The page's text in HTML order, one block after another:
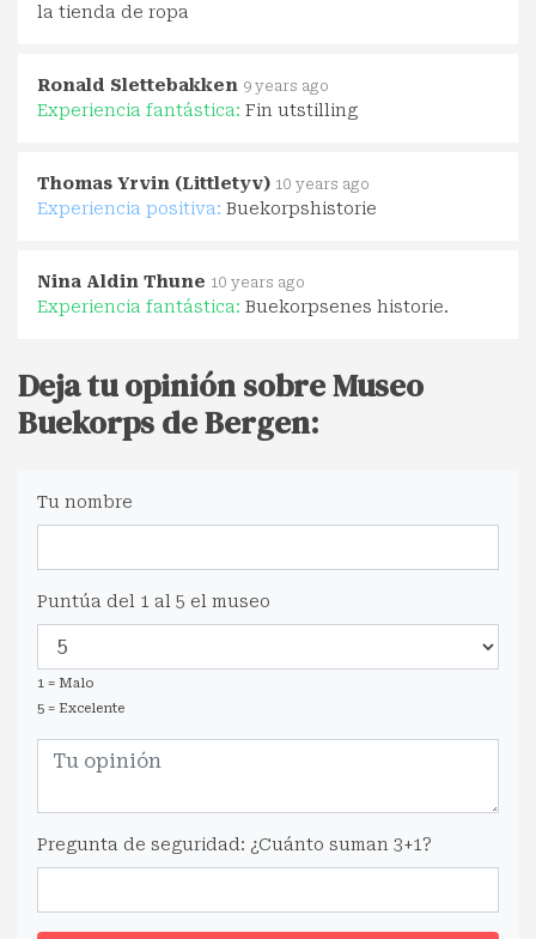
la tienda de ropa
Ronald Slettebakken 9 years ago
Experiencia fantástica: Fin utstilling
Thomas Yrvin (Littletyv) 10 years ago
Experiencia positiva: Buekorpshistorie
Nina Aldin Thune 10 years ago
Experiencia fantástica: Buekorpsenes historie.
Deja tu opinión sobre Museo
Buekorps de Bergen:
Tu nombre
Puntúa del 1 al 5 el museo
1 = Malo
5 = Excelente
Pregunta de seguridad: ¿Cuánto suman 3+1?